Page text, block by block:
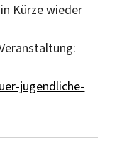
Kürze wieder
jugendliche-